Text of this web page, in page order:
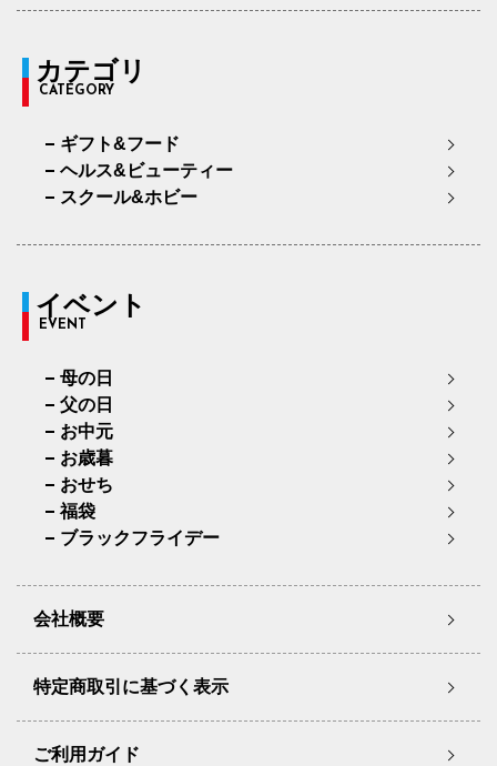
カテゴリ
CATEGORY
ギフト&フード
ヘルス&ビューティー
スクール&ホビー
イベント
EVENT
母の日
父の日
お中元
お歳暮
おせち
福袋
ブラックフライデー
会社概要
特定商取引に基づく表示
ご利用ガイド